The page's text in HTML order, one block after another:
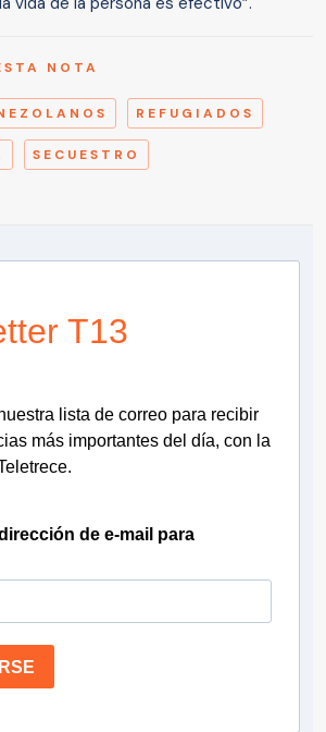
NOTA
REFUGIADOS
SECUESTRO
T13
lista de correo para recibir
más importantes del día, con la
de e-mail para